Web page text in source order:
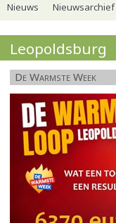
Nieuws Nieuwsarchief
Leopoldsburg
De Warmste Week